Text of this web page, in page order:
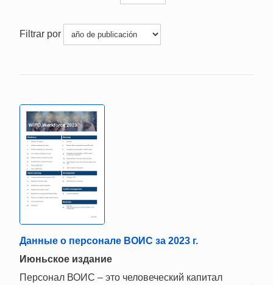
Filtrar por
Данные о персонале ВОИС за 2023 г.
Июньское издание
Персонал ВОИС – это человеческий капитал